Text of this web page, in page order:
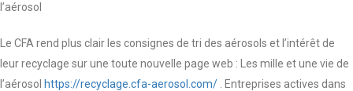
l’aérosol
Le CFA rend plus clair les consignes de tri des aérosols et l’intérêt de
leur recyclage sur une toute nouvelle page web : Les mille et une vie de
l’aérosol https://recyclage.cfa-aerosol.com/ . Entreprises actives dans